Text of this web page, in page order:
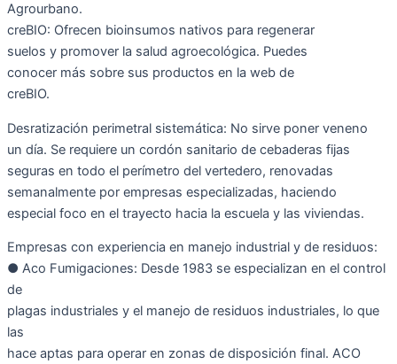
Agrourbano.
creBIO: Ofrecen bioinsumos nativos para regenerar
suelos y promover la salud agroecológica. Puedes
conocer más sobre sus productos en la web de
creBIO.
Desratización perimetral sistemática: No sirve poner veneno
un día. Se requiere un cordón sanitario de cebaderas fijas
seguras en todo el perímetro del vertedero, renovadas
semanalmente por empresas especializadas, haciendo
especial foco en el trayecto hacia la escuela y las viviendas.
Empresas con experiencia en manejo industrial y de residuos:
● Aco Fumigaciones: Desde 1983 se especializan en el control
de
plagas industriales y el manejo de residuos industriales, lo que
las
hace aptas para operar en zonas de disposición final. ACO